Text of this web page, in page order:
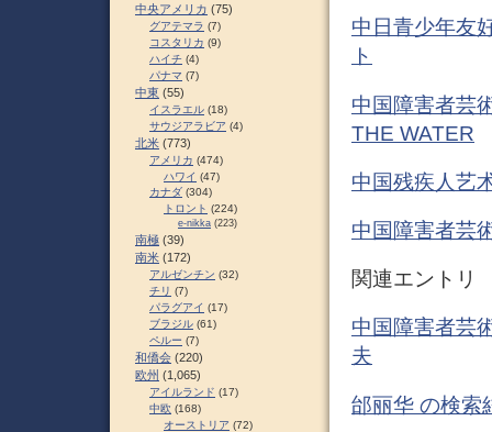
中日青少年友
ト
中国障害者芸
THE WATER
中国残疾人艺
中国障害者芸
関連エントリ
中国障害者芸
夫
邰丽华 の検索
中央アメリカ (75)
グアテマラ (7)
コスタリカ (9)
ハイチ (4)
パナマ (7)
中東 (55)
イスラエル (18)
サウジアラビア (4)
北米 (773)
アメリカ (474)
ハワイ (47)
カナダ (304)
トロント (224)
e-nikka (223)
南極 (39)
南米 (172)
アルゼンチン (32)
チリ (7)
パラグアイ (17)
ブラジル (61)
ペルー (7)
和僑会 (220)
欧州 (1,065)
アイルランド (17)
中欧 (168)
オーストリア (72)